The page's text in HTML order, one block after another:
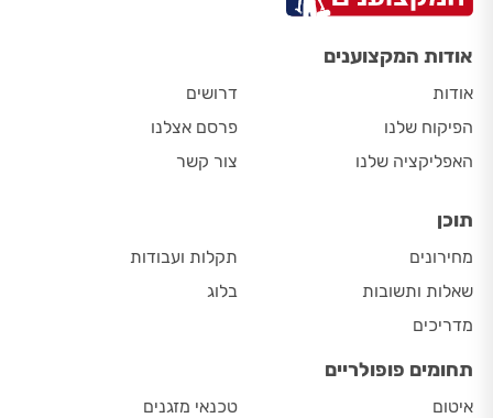
אודות המקצוענים
אודות
הפיקוח שלנו
האפליקציה שלנו
דרושים
פרסם אצלנו
צור קשר
תוכן
מחירונים
שאלות ותשובות
מדריכים
תקלות ועבודות
בלוג
תחומים פופולריים
איטום
טכנאי מזגנים